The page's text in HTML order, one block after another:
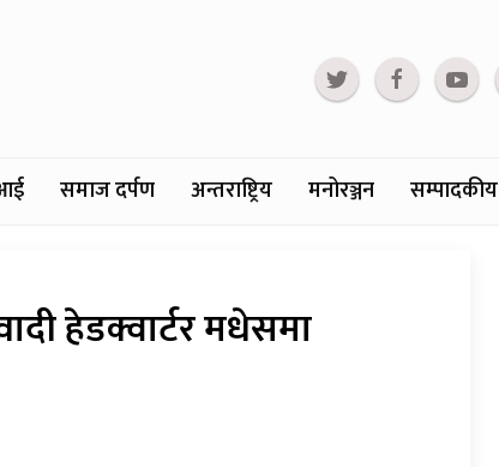
समाज दर्पण अन्तराष्ट्रिय मनोरञ्जन सम्पादकीय
हेडक्वार्टर मधेसमा